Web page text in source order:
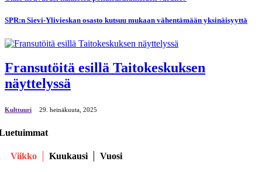
SPR:n Sievi-Ylivieskan osasto kutsuu mukaan vähentämään yksinäisyyttä
Fransutöitä esillä Taitokeskuksen
näyttelyssä
Kulttuuri 29. heinäkuuta, 2025
Viikko Kuukausi Vuosi